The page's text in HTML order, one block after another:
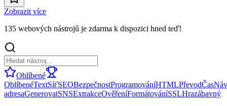
Zobrazit více
135 webových nástrojů je zdarma k dispozici hned teď!
Oblíbené
OblíbenéTextSíťSEOBezpečnostProgramováníHTMLPřevodČas
adresaGenerovatSNSExtrakceOvěřeníFormátováníSSLHrazábavný